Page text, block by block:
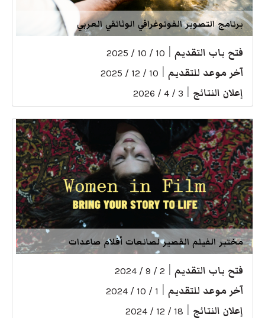
برنامج التصوير الفوتوغرافي الوثائقي العربي
فتح باب التقديم 10 / 10 / 2025
آخر موعد للتقديم 10 / 12 / 2025
إعلان النتائج 3 / 4 / 2026
مختبر الفيلم القصير لصانعات أفلام صاعدات
فتح باب التقديم 2 / 9 / 2024
آخر موعد للتقديم 1 / 10 / 2024
إعلان النتائج 18 / 12 / 2024